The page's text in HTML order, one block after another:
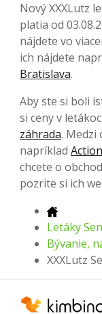
Nový XXXLutz
platia od
nájdete vo
ich nájdete
Bratislava.
Aby ste si boli
si ceny v
záhrada. Medzi
napríklad Action
chcete o
pozrite si ich
Letáky
Bývanie,
XXXLutz